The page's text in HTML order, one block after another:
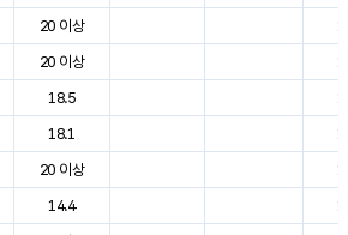
20 이상
20 이상
18.5
18.1
20 이상
14.4